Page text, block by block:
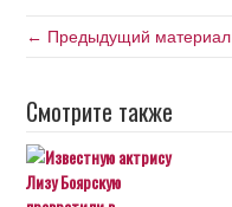
← Предыдущий материал
Смотрите также